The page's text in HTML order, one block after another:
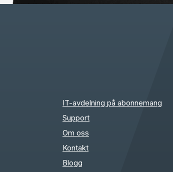
IT-avdelning på abonnemang
Support
Om oss
Kontakt
Blogg